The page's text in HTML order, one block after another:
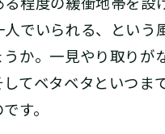
でいられる、とい
か。一見やり取り
てベタベタといつ
す。